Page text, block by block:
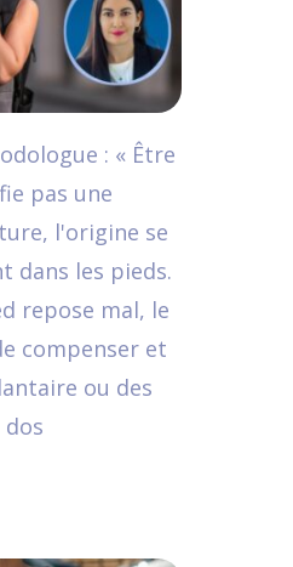
: « Être
pas une
l'origine se
dans les pieds.
repose mal, le
compenser et
ou des